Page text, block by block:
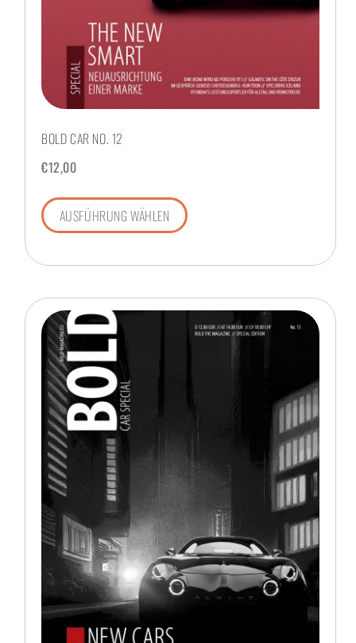
BOLD CAR NO. 12
€12,00
AUSFÜHRUNG WÄHLEN